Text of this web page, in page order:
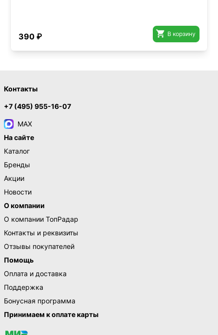
390 ₽  В корзину
Контакты
+7 (495) 955-16-07
MAX
На сайте
Каталог
Бренды
Акции
Новости
О компании
О компании ТопРадар
Контакты и реквизиты
Отзывы покупателей
Помощь
Оплата и доставка
Поддержка
Бонусная программа
Принимаем к оплате карты